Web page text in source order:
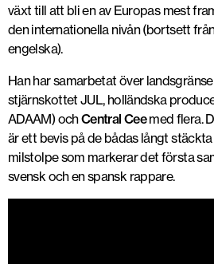
växt till att bli en av Europas mest
den internationella nivån (bortsett
engelska).
Han har samarbetat över
stjärnskottet JUL, holländska
ADAAM) ochCentral Ceemed flera.
är ett bevis på de bådas långt
milstolpe som markerar det första
svensk och en spansk rappare.